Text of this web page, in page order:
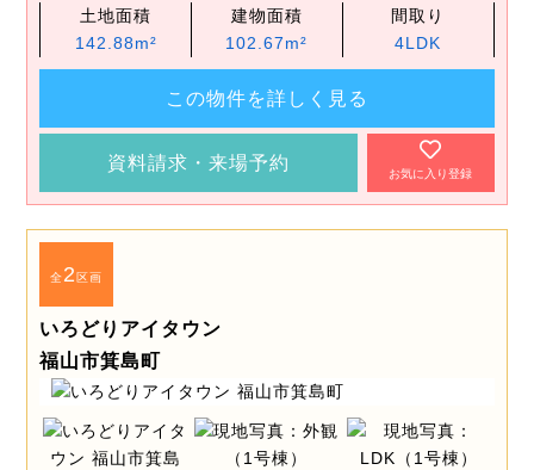
土地面積
142.88m²
建物面積
102.67m²
間取り
4LDK
この物件を詳しく見る
資料請求・来場予約
お気に入り登録
全2区画
いろどりアイタウン
福山市箕島町